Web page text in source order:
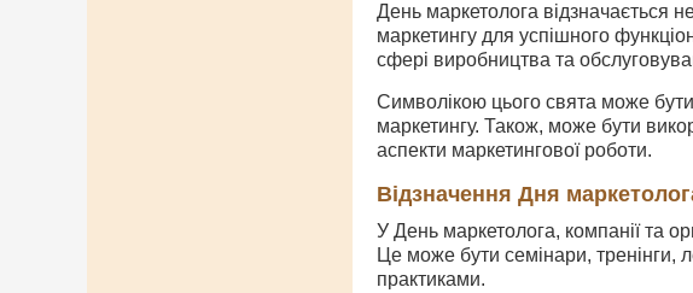
День маркетолога відзначається
маркетингу для успішного
сфері виробництва та
Символікою цього свята може
маркетингу. Також, може бути
аспекти маркетингової роботи.
Відзначення Дня
У День маркетолога, компанії та
Це може бути семінари, тренінги,
практиками.